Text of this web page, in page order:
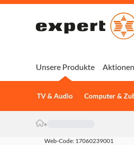
Unsere Produkte
TV & Audio Computer &
Aktionen
»
Web-Code: 17060239001